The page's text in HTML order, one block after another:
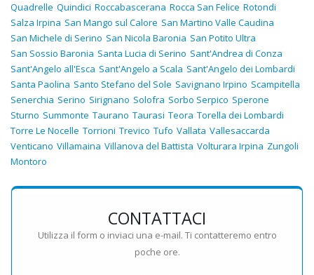
Quadrelle Quindici Roccabascerana Rocca San Felice Rotondi
Salza Irpina San Mango sul Calore San Martino Valle Caudina
San Michele di Serino San Nicola Baronia San Potito Ultra
San Sossio Baronia Santa Lucia di Serino Sant'Andrea di Conza
Sant'Angelo all'Esca Sant'Angelo a Scala Sant'Angelo dei Lombardi
Santa Paolina Santo Stefano del Sole Savignano Irpino Scampitella
Senerchia Serino Sirignano Solofra Sorbo Serpico Sperone
Sturno Summonte Taurano Taurasi Teora Torella dei Lombardi
Torre Le Nocelle Torrioni Trevico Tufo Vallata Vallesaccarda
Venticano Villamaina Villanova del Battista Volturara Irpina Zungoli
Montoro
CONTATTACI
Utilizza il form o inviaci una e-mail. Ti contatteremo entro
poche ore.